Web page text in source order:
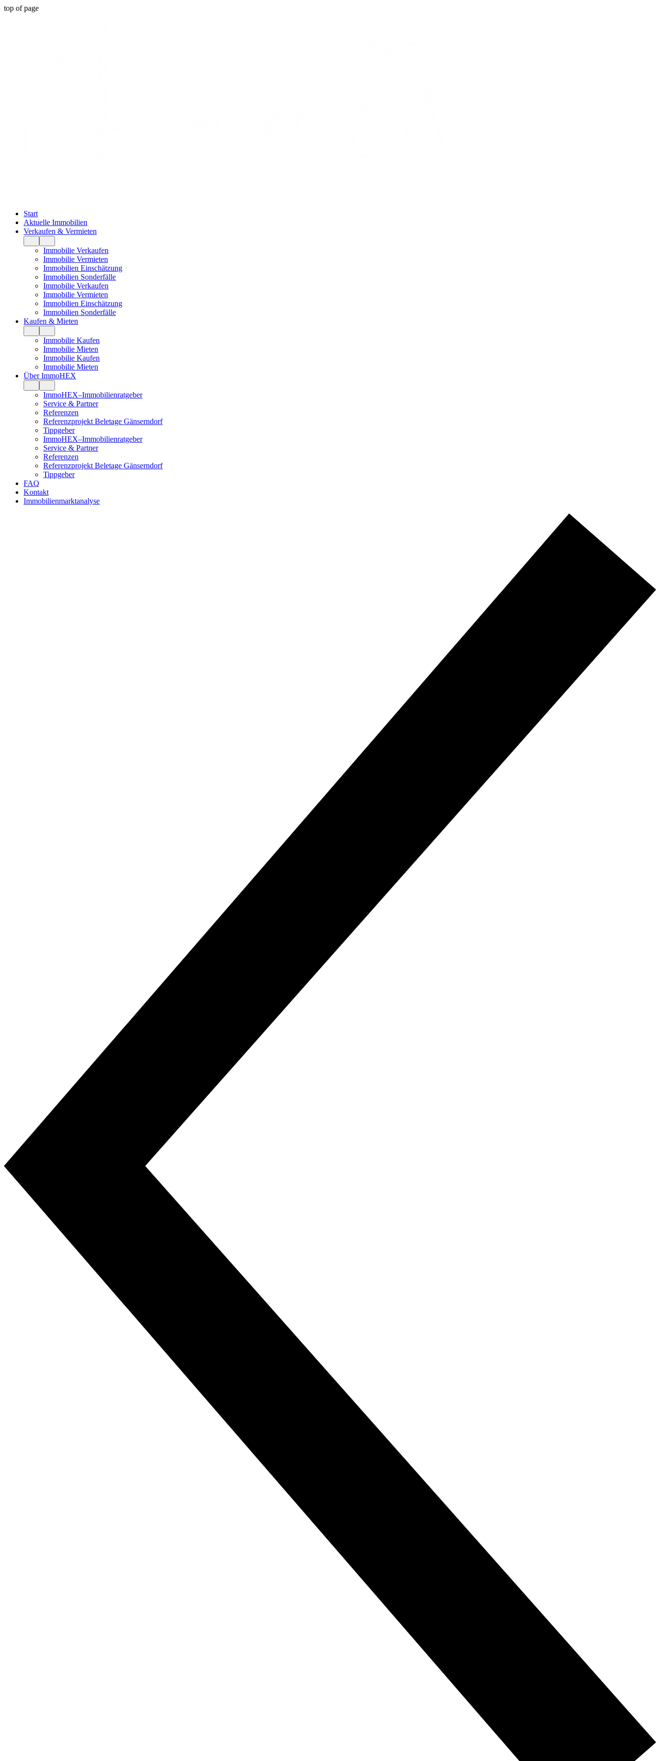
top of page
Start
Aktuelle Immobilien
Verkaufen & Vermieten
Immobilie Verkaufen
Immobilie Vermieten
Immobilien Einschätzung
Immobilien Sonderfälle
Immobilie Verkaufen
Immobilie Vermieten
Immobilien Einschätzung
Immobilien Sonderfälle
Kaufen & Mieten
Immobilie Kaufen
Immobilie Mieten
Immobilie Kaufen
Immobilie Mieten
Über ImmoHEX
ImmoHEX–Immobilienratgeber
Service & Partner
Referenzen
Referenzprojekt Beletage Gänserndorf
Tippgeber
ImmoHEX–Immobilienratgeber
Service & Partner
Referenzen
Referenzprojekt Beletage Gänserndorf
Tippgeber
FAQ
Kontakt
Immobilienmarktanalyse